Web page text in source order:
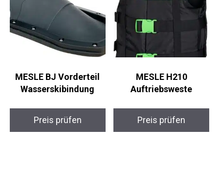
MESLE BJ Vorderteil
Wasserskibindung
Preis prüfen
MESLE H210
Auftriebsweste
Preis prüfen